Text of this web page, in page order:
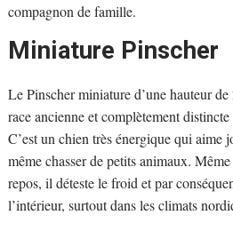
compagnon de famille.
Miniature Pinscher
Le Pinscher miniature d’une hauteur
race ancienne et complètement
C’est un chien très énergique qui aime
même chasser de petits animaux.
repos, il déteste le froid et par
l’intérieur, surtout dans les climats